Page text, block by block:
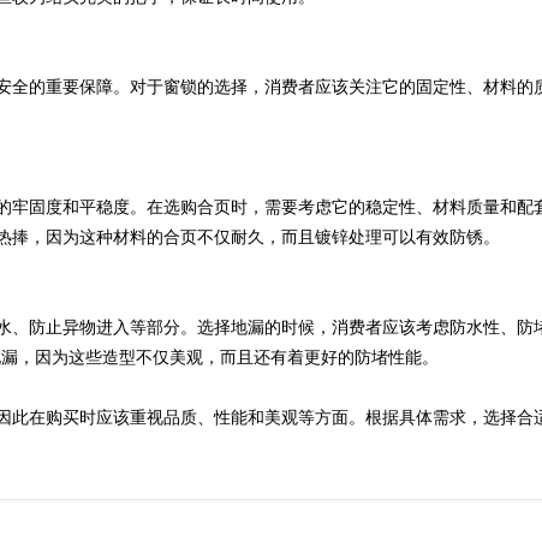
的重要保障。对于窗锁的选择，消费者应该关注它的固定性、材料的
固度和平稳度。在选购合页时，需要考虑它的稳定性、材料质量和配
，因为这种材料的合页不仅耐久，而且镀锌处理可以有效防锈。
防止异物进入等部分。选择地漏的时候，消费者应该考虑防水性、防
，因为这些造型不仅美观，而且还有着更好的防堵性能。
在购买时应该重视品质、性能和美观等方面。根据具体需求，选择合